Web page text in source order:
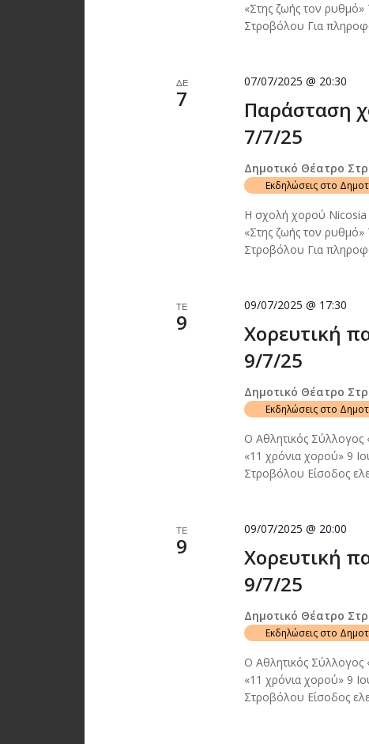
«Στης ζωής τον
Στροβόλου Για
ΔΕ
7
Παράσταση
7/7/25
07/07/2025 @ 20:30
Δημοτικό Θέατρο
Εκδηλώσεις στο
Η σχολή χορού Nicosia
«Στης ζωής τον
Στροβόλου Για
ΤΕ
9
Χορευτική
9/7/25
09/07/2025 @ 17:30
Δημοτικό Θέατρο
Εκδηλώσεις στο
Ο Αθλητικός Σύλλογος
«11 χρόνια χορού» 9
Στροβόλου Είσοδος
ΤΕ
9
Χορευτική
9/7/25
09/07/2025 @ 20:00
Δημοτικό Θέατρο
Εκδηλώσεις στο
Ο Αθλητικός Σύλλογος
«11 χρόνια χορού» 9
Στροβόλου Είσοδος